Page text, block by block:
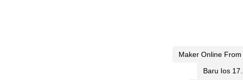
Maker Online
Baru Ios